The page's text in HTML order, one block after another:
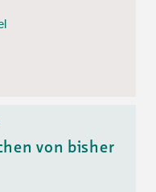
von bisher